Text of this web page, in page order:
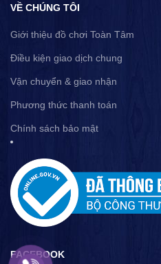
VỀ CHÚNG TÔI
Giới thiệu đồ chơi Toàn Tâm
Điều kiện giao dịch chung
Vận chuyển & giao nhận
Phương thức thanh toán
Chính sách bảo mật
FACEBOOK